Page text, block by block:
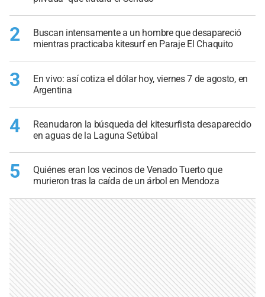
2
Buscan intensamente a un hombre que desapareció
mientras practicaba kitesurf en Paraje El Chaquito
3
En vivo: así cotiza el dólar hoy, viernes 7 de agosto, en
Argentina
4
Reanudaron la búsqueda del kitesurfista desaparecido
en aguas de la Laguna Setúbal
5
Quiénes eran los vecinos de Venado Tuerto que
murieron tras la caída de un árbol en Mendoza